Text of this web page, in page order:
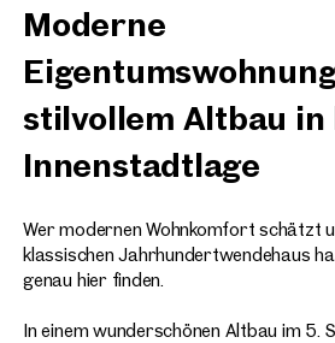
Moderne
stilvollem Altbau
Innenstadtlage
Wer modernen Wohnkomfort schätzt
klassischen Jahrhundertwendehaus
genau hier finden.
In einem wunderschönen Altbau im 5.